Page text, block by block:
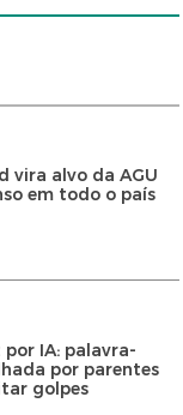
vira alvo da AGU
em todo o país
IA: palavra-
por parentes
golpes